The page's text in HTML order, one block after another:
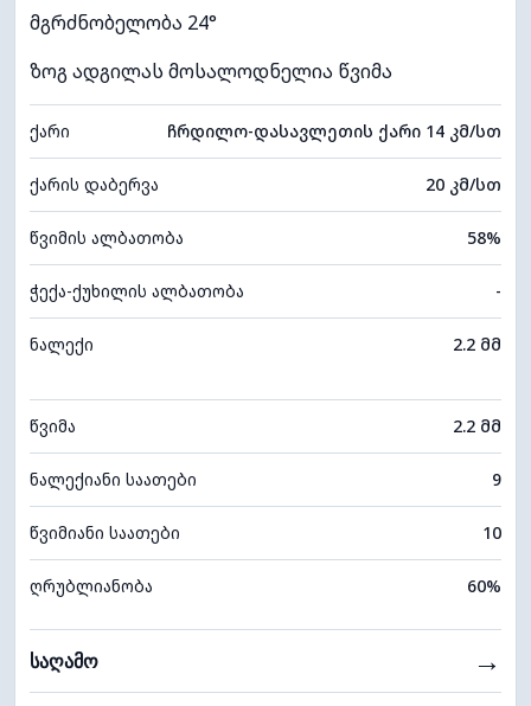
მგრძნობელობა 24°
ზოგ ადგილას მოსალოდნელია წვიმა
ქარი ჩრდილო-დასავლეთის ქარი 14 კმ/სთ
ქარის დაბერვა 20 კმ/სთ
წვიმის ალბათობა 58%
ჭექა-ქუხილის ალბათობა -
ნალექი 2.2 მმ
წვიმა 2.2 მმ
ნალექიანი საათები 9
წვიმიანი საათები 10
ღრუბლიანობა 60%
საღამო →